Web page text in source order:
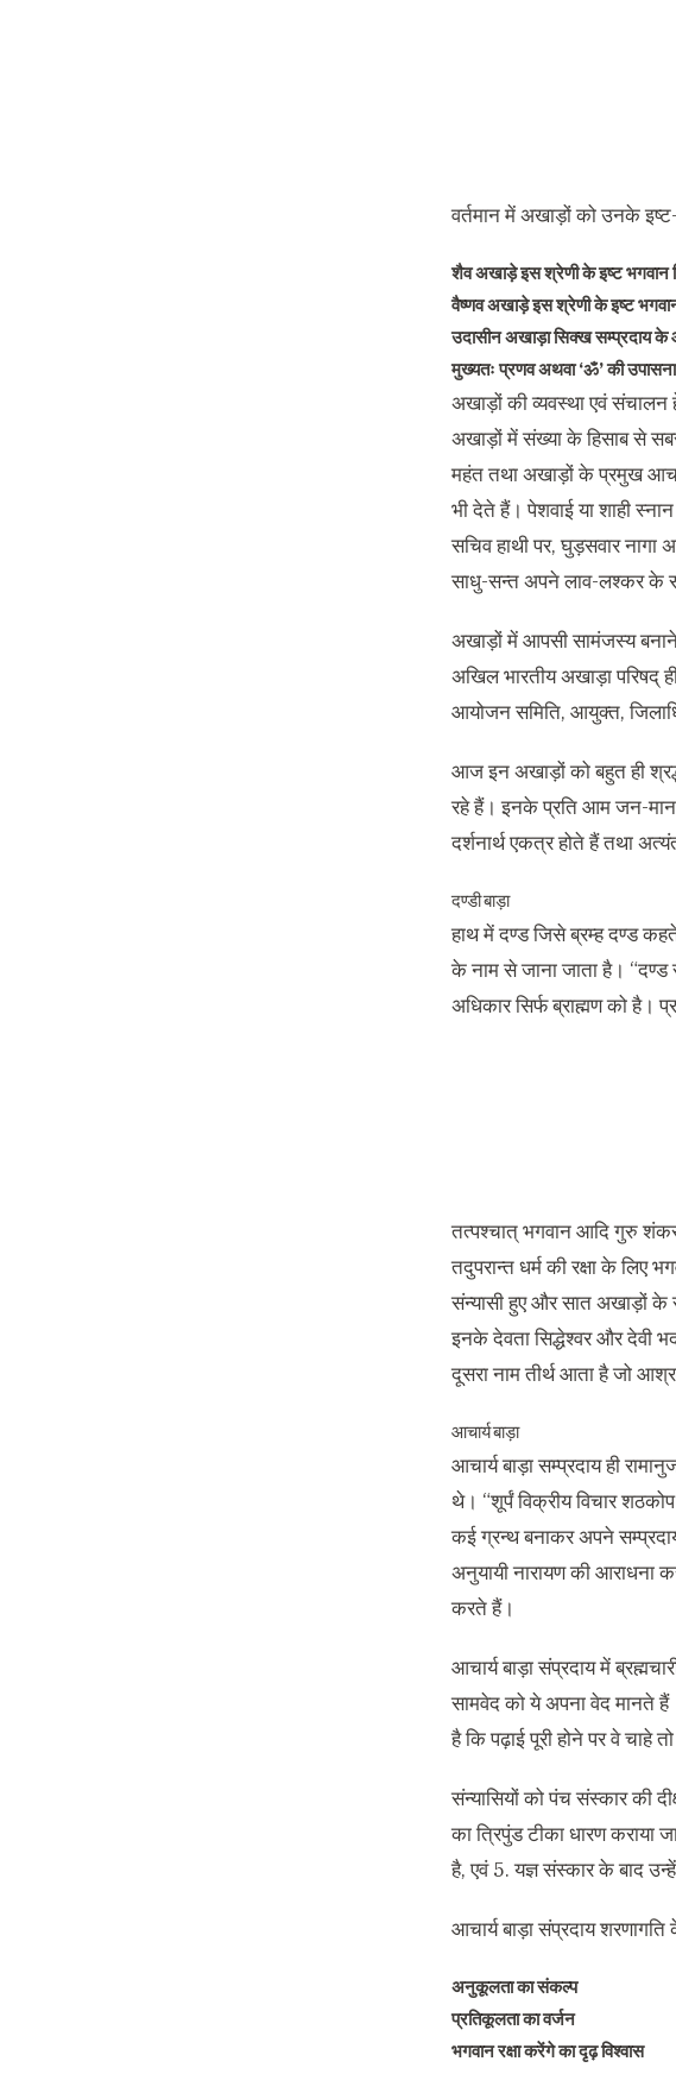
वर्तमान में अखाड़ों को उनके
शैव अखाड़े इस श्रेणी के इष्ट भगवान
वैष्णव अखाड़े इस श्रेणी के इष्ट
उदासीन अखाड़ा सिक्ख सम्प्रदाय के
मुख्यतः प्रणव अथवा ‘ॐ’ की
अखाड़ों की व्यवस्था एवं संचालन
अखाड़ों में संख्या के हिसाब से
महंत तथा अखाड़ों के प्रमुख
भी देते हैं। पेशवाई या शाही
सचिव हाथी पर, घुड़सवार
साधु-सन्त अपने लाव-लश्कर के
अखाड़ों में आपसी सामंजस्य
अखिल भारतीय अखाड़ा परिषद्
आयोजन समिति, आयुक्त,
आज इन अखाड़ों को बहुत ही
रहे हैं। इनके प्रति आम जन-
दर्शनार्थ एकत्र होते हैं तथा
दण्डी बाड़ा
हाथ में दण्ड जिसे ब्रम्ह दण्ड
के नाम से जाना जाता है। “दण्ड
अधिकार सिर्फ ब्राह्मण को है।
तत्पश्चात् भगवान आदि गुरु
तदुपरान्त धर्म की रक्षा के लिए
संन्यासी हुए और सात अखाड़ों के
इनके देवता सिद्धेश्वर और देवी
दूसरा नाम तीर्थ आता है जो
आचार्य बाड़ा
आचार्य बाड़ा सम्प्रदाय ही
थे। “शूर्पं विक्रीय विचार
कई ग्रन्थ बनाकर अपने
अनुयायी नारायण की आराधना
करते हैं।
आचार्य बाड़ा संप्रदाय में
सामवेद को ये अपना वेद मानते हैं
है कि पढ़ाई पूरी होने पर वे चाहे
संन्यासियों को पंच संस्कार की
का त्रिपुंड टीका धारण कराया
है, एवं 5. यज्ञ संस्कार के बाद
आचार्य बाड़ा संप्रदाय
अनुकूलता का संकल्प
प्रतिकूलता का वर्जन
भगवान रक्षा करेंगे का दृढ़ विश्वास